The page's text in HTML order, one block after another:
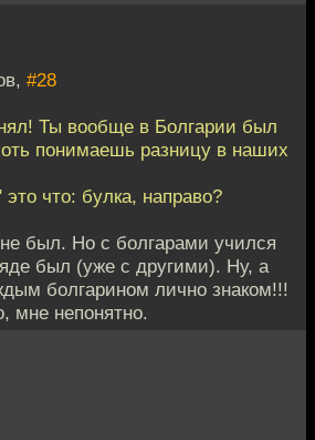
#28
Ты вообще в Болгарии был
понимаешь разницу в наших
что: булка, направо?
был. Но с болгарами учился
был (уже с другими). Ну, а
болгарином лично знаком!!!
мне непонятно.